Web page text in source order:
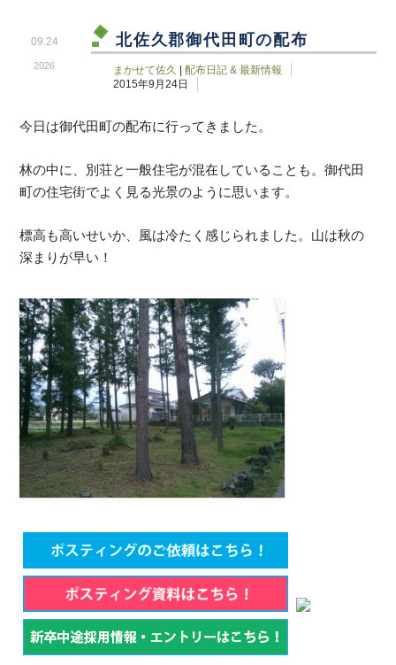
北佐久郡御代田町の配布
まかせて佐久
配布日記 & 最新情報
2015年9月24日
2026
09.24
今日は御代田町の配布に行ってきました。
林の中に、別荘と一般住宅が混在していることも。御代田
町の住宅街でよく見る光景のように思います。
標高も高いせいか、風は冷たく感じられました。山は秋の
深まりが早い！